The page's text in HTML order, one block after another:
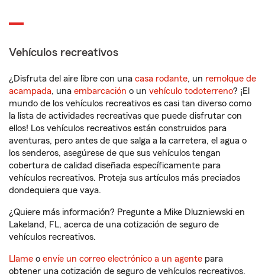
Vehículos recreativos
¿Disfruta del aire libre con una casa rodante, un remolque de
acampada, una embarcación o un vehículo todoterreno? ¡El
mundo de los vehículos recreativos es casi tan diverso como
la lista de actividades recreativas que puede disfrutar con
ellos! Los vehículos recreativos están construidos para
aventuras, pero antes de que salga a la carretera, el agua o
los senderos, asegúrese de que sus vehículos tengan
cobertura de calidad diseñada específicamente para
vehículos recreativos. Proteja sus artículos más preciados
dondequiera que vaya.
¿Quiere más información? Pregunte a Mike Dluzniewski en
Lakeland, FL, acerca de una cotización de seguro de
vehículos recreativos.
Llame o envíe un correo electrónico a un agente para
obtener una cotización de seguro de vehículos recreativos.